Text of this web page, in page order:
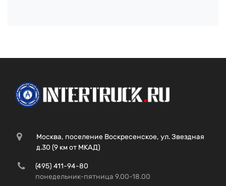
Москва, поселение Воскресенское, ул. Звездная
д.30 (9 км от МКАД)
(495) 411-94-80
понедельник-пятница 9.00-18.00